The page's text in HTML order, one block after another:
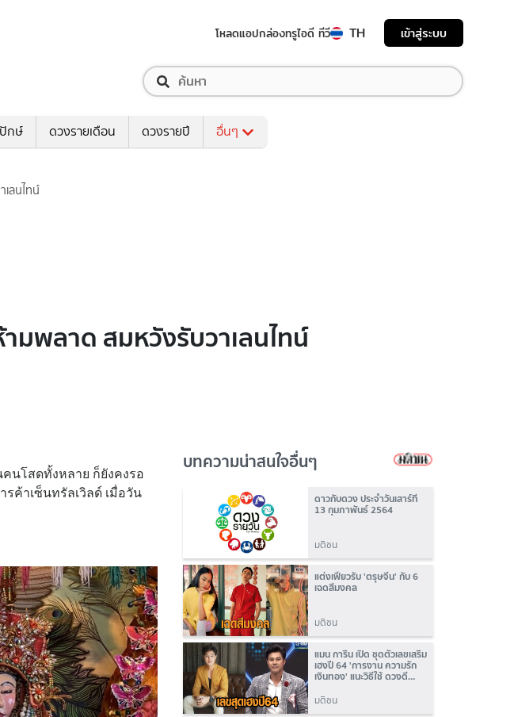
โหลดแอปกล่องทรูไอดี ทีวี TH เข้าสู่ระบบ
กษ์ ดวงรายเดือน ดวงรายปี อื่นๆ
ลนไทน์
พลาด สมหวังรับวาเลนไทน์
นโสดทั้งหลาย ก็ยังคงรอ
ค้าเซ็นทรัลเวิลด์ เมื่อวัน
บทความน่าสนใจอื่นๆ
ดาวกับดวง ประจำวันเสาร์ที่
13 กุมภาพันธ์ 2564
มติชน
แต่งเฟี้ยวรับ 'ตรุษจีน' กับ 6
เฉดสีมงคล
มติชน
แมน การิน เปิด ชุดตัวเลขเสริม
เฮงปี 64 'การงาน ความรัก
เงินทอง' แนะวิธีใช้ ดวงดี
มติชน